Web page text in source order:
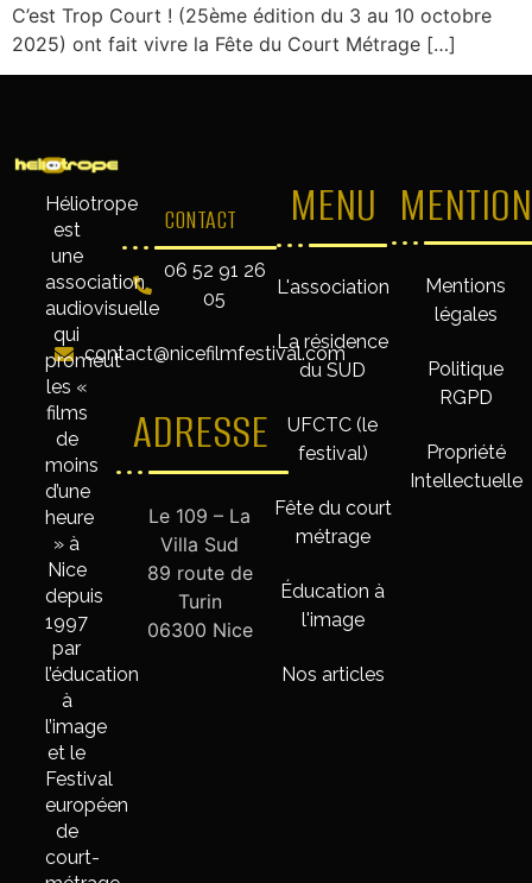
C’est Trop Court ! (25ème édition du 3 au 10 octobre
2025) ont fait vivre la Fête du Court Métrage […]
Héliotrope
est
une
association
audiovisuelle
qui
promeut
les «
films
de
moins
d’une
heure
» à
Nice
depuis
1997
par
l’éducation
à
l’image
et le
Festival
européen
de
court-
CONTACT
06 52 91 26
05
contact@nicefilmfestival.com
ADRESSE
Le 109 – La
Villa Sud
89 route de
Turin
06300 Nice
MENU
L'association
La résidence
du SUD
UFCTC (le
festival)
Fête du court
métrage
Éducation à
l'image
Nos articles
Mentions
légales
Politique
RGPD
Propriété
Intellectuelle